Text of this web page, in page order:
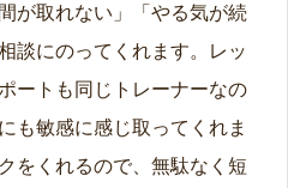
が取れない」「やる気が続
談にのってくれます。レッ
ートも同じトレーナーなの
も敏感に感じ取ってくれま
をくれるので、無駄なく短